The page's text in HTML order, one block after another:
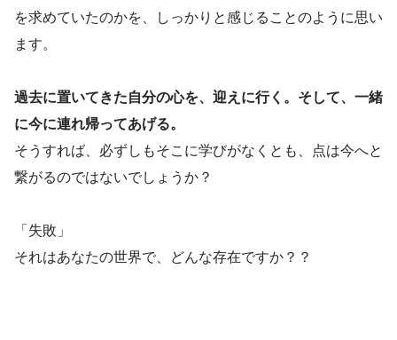
を求めていたのかを、しっかりと感じることのように思い
ます。
過去に置いてきた自分の心を、迎えに行く。そして、一緒
に今に連れ帰ってあげる。
そうすれば、必ずしもそこに学びがなくとも、点は今へと
繋がるのではないでしょうか？
「失敗」
それはあなたの世界で、どんな存在ですか？？